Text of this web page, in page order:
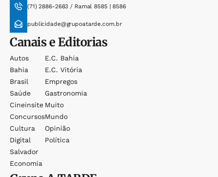
(71) 2886-2683 / Ramal 8585 | 8586
publicidade@grupoatarde.com.br
Canais e Editorias
Autos
Bahia
Brasil
Saúde
Cineinsite
Concursos
Cultura
Digital
Salvador
Economia
E.c. Bahia
E.c. Vitória
Empregos
Gastronomia
Muito
Mundo
Opinião
Política